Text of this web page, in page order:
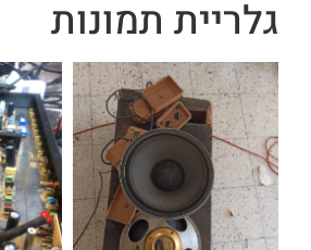
גלריית תמונות